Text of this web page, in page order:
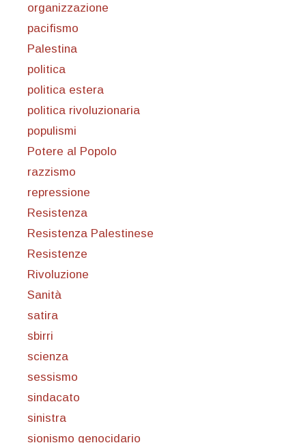
organizzazione
pacifismo
Palestina
politica
politica estera
politica rivoluzionaria
populismi
Potere al Popolo
razzismo
repressione
Resistenza
Resistenza Palestinese
Resistenze
Rivoluzione
Sanità
satira
sbirri
scienza
sessismo
sindacato
sinistra
sionismo genocidario